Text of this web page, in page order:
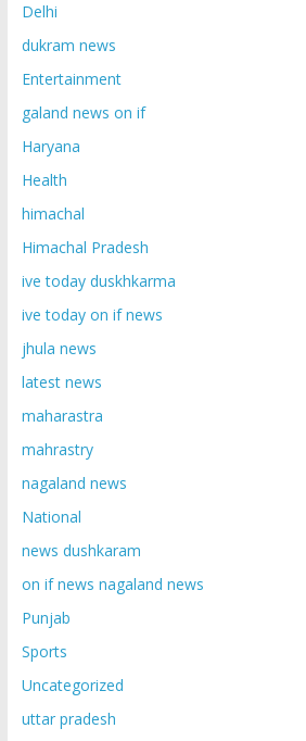
Delhi
dukram news
Entertainment
galand news on if
Haryana
Health
himachal
Himachal Pradesh
ive today duskhkarma
ive today on if news
jhula news
latest news
maharastra
mahrastry
nagaland news
National
news dushkaram
on if news nagaland news
Punjab
Sports
Uncategorized
uttar pradesh